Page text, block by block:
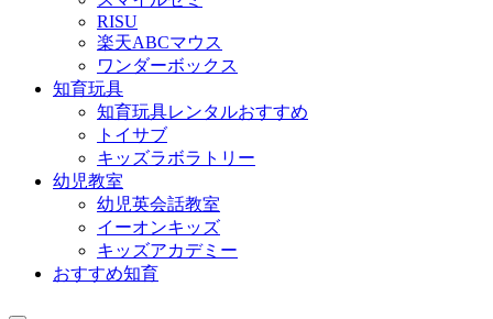
RISU
楽天ABCマウス
ワンダーボックス
知育玩具
知育玩具レンタルおすすめ
トイサブ
キッズラボラトリー
幼児教室
幼児英会話教室
イーオンキッズ
キッズアカデミー
おすすめ知育